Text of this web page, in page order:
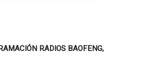
RADIOS BAOFENG,